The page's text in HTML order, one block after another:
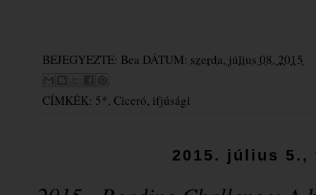
BEJEGYEZTE: Bea DÁTUM: szerda, július 08, 2015
CÍMKÉK: 5*, Ciceró, ifjúsági
2015. július 5.,